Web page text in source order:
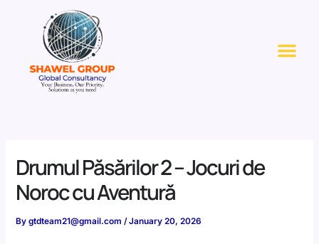
Drumul Păsărilor 2 – Jocuri de
Noroc cu Aventură
By gtdteam21@gmail.com /January 20, 2026